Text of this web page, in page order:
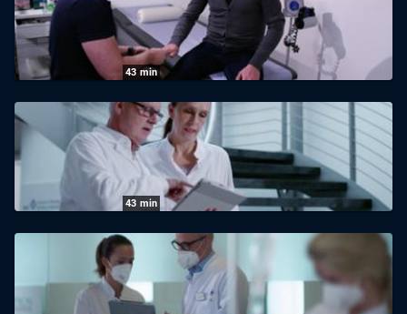
28.07.2026|NDR
43 min
Abenteuer Diagnose
02.07.2026 |Radio Bremen
43 min
Abenteuer Diagnose: Abenteue Diagnose
02.07.2026 NDR